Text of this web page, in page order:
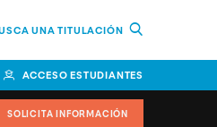
UNA TITULACIÓN
ACCESO ESTUDIANTES
SOLICITA INFORMACIÓN